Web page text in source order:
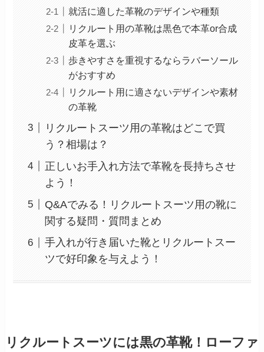
就活に適した革靴のデザインや種類
リクルート用の革靴は黒色で本革or合成
皮革を選ぶ
歩きやすさを重視するならラバーソール
がおすすめ
リクルート用に適さないデザインや素材
の革靴
リクルートスーツ用の革靴はどこで買
う？相場は？
正しいお手入れ方法で革靴を長持ちさせ
よう！
Q&Aでみる！リクルートスーツ用の靴に
関する疑問・質問まとめ
手入れが行き届いた靴とリクルートスー
ツで好印象を与えよう！
リクルートスーツには黒の革靴！ローファ